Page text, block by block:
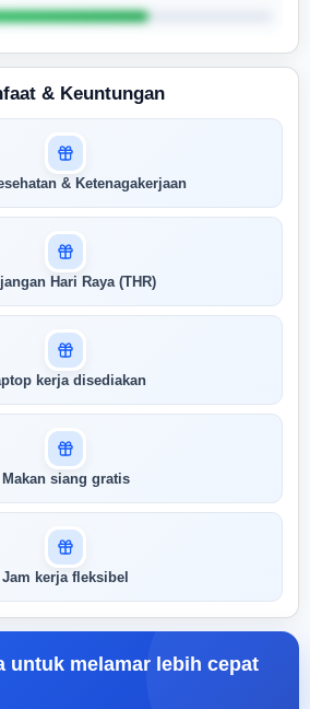
melihat skor
AI Anda
cocok keahlian
peran ini
& Keuntungan
& Ketenagakerjaan
Hari Raya (THR)
kerja disediakan
Makan siang gratis
Jam kerja fleksibel
untuk melamar lebih cepat